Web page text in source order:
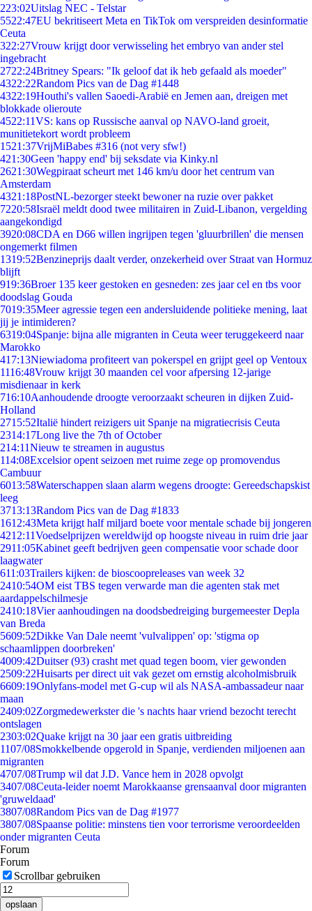
223:02Uitslag NEC - Telstar
5522:47EU bekritiseert Meta en TikTok om verspreiden desinformatie
Ceuta
322:27Vrouw krijgt door verwisseling het embryo van ander stel
ingebracht
2722:24Britney Spears: "Ik geloof dat ik heb gefaald als moeder"
4322:22Random Pics van de Dag #1448
4322:19Houthi's vallen Saoedi-Arabië en Jemen aan, dreigen met
blokkade olieroute
4522:11VS: kans op Russische aanval op NAVO-land groeit,
munitietekort wordt probleem
1521:37VrijMiBabes #316 (not very sfw!)
421:30Geen 'happy end' bij seksdate via Kinky.nl
2621:30Wegpiraat scheurt met 146 km/u door het centrum van
Amsterdam
4321:18PostNL-bezorger steekt bewoner na ruzie over pakket
7220:58Israël meldt dood twee militairen in Zuid-Libanon, vergelding
aangekondigd
3920:08CDA en D66 willen ingrijpen tegen 'gluurbrillen' die mensen
ongemerkt filmen
1319:52Benzineprijs daalt verder, onzekerheid over Straat van Hormuz
blijft
919:36Broer 135 keer gestoken en gesneden: zes jaar cel en tbs voor
doodslag Gouda
7019:35Meer agressie tegen een andersluidende politieke mening, laat
jij je intimideren?
6319:04Spanje: bijna alle migranten in Ceuta weer teruggekeerd naar
Marokko
417:13Niewiadoma profiteert van pokerspel en grijpt geel op Ventoux
1116:48Vrouw krijgt 30 maanden cel voor afpersing 12-jarige
misdienaar in kerk
716:10Aanhoudende droogte veroorzaakt scheuren in dijken Zuid-
Holland
2715:52Italië hindert reizigers uit Spanje na migratiecrisis Ceuta
2314:17Long live the 7th of October
214:11Nieuw te streamen in augustus
114:08Excelsior opent seizoen met ruime zege op promovendus
Cambuur
6013:58Waterschappen slaan alarm wegens droogte: Gereedschapskist
leeg
3713:13Random Pics van de Dag #1833
1612:43Meta krijgt half miljard boete voor mentale schade bij jongeren
4212:11Voedselprijzen wereldwijd op hoogste niveau in ruim drie jaar
2911:05Kabinet geeft bedrijven geen compensatie voor schade door
laagwater
611:03Trailers kijken: de bioscoopreleases van week 32
2410:54OM eist TBS tegen verwarde man die agenten stak met
aardappelschilmesje
2410:18Vier aanhoudingen na doodsbedreiging burgemeester Depla
van Breda
5609:52Dikke Van Dale neemt 'vulvalippen' op: 'stigma op
schaamlippen doorbreken'
4009:42Duitser (93) crasht met quad tegen boom, vier gewonden
2509:22Huisarts per direct uit vak gezet om ernstig alcoholmisbruik
6609:19Onlyfans-model met G-cup wil als NASA-ambassadeur naar
maan
2409:02Zorgmedewerkster die 's nachts haar vriend bezocht terecht
ontslagen
2303:02Quake krijgt na 30 jaar een gratis uitbreiding
1107/08Smokkelbende opgerold in Spanje, verdienden miljoenen aan
migranten
4707/08Trump wil dat J.D. Vance hem in 2028 opvolgt
3407/08Ceuta-leider noemt Marokkaanse grensaanval door migranten
'gruweldaad'
3807/08Random Pics van de Dag #1977
3807/08Spaanse politie: minstens tien voor terrorisme veroordeelden
onder migranten Ceuta
Forum
Forum
Scrollbar gebruiken
opslaan